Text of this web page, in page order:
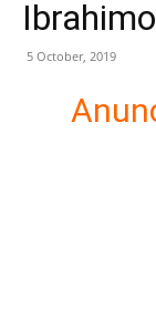
5 October, 2019